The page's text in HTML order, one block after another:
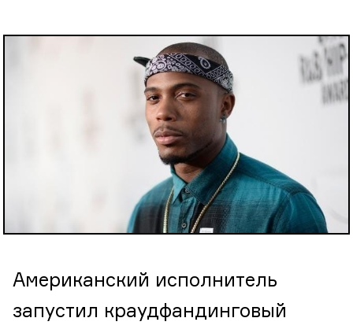
Американский исполнитель
запустил краудфандинговый